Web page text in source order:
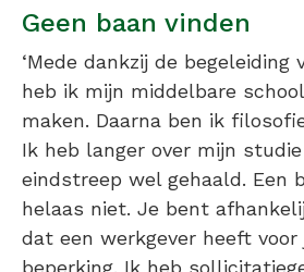
Geen baan vinden
‘Mede dankzij de begeleiding
heb ik mijn middelbare
maken. Daarna ben ik
Ik heb langer over mijn
eindstreep wel gehaald. Een
helaas niet. Je bent
dat een werkgever heeft voor
beperking. Ik heb